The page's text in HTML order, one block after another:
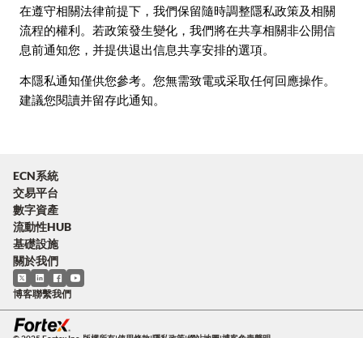
在遵守相關法律前提下，我們保留隨時調整隱私政策及相關
流程的權利。若政策發生變化，我們將在共享相關非公開信
息前通知您，并提供退出信息共享安排的選項。
本隱私通知僅供您參考。您無需致電或采取任何回應操作。
建議您閱讀并留存此通知。
ECN系統
交易平台
數字資產
流動性HUB
基礎設施
關於我們
博客聯繫我們